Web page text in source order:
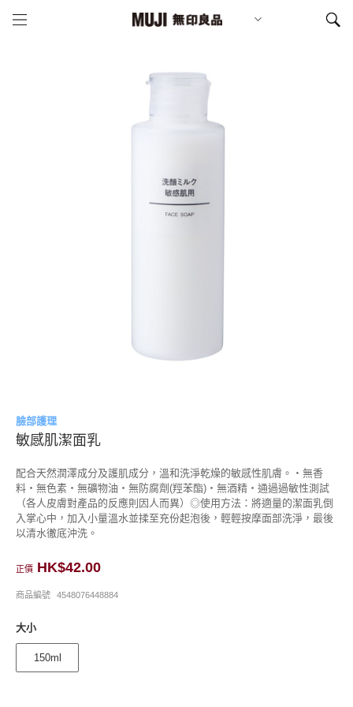
臉部護理
敏感肌潔面乳
配合天然潤澤成分及護肌成分，溫和洗淨乾燥的敏感性肌膚。・無香
料・無色素・無礦物油・無防腐劑(羥苯酯)・無酒精・通過過敏性測試
（各人皮膚對產品的反應則因人而異）◎使用方法：將適量的潔面乳倒
入掌心中，加入小量溫水並揉至充份起泡後，輕輕按摩面部洗淨，最後
以清水徹底沖洗。
正價 HK$42.00
商品編號 4548076448884
大小
150ml